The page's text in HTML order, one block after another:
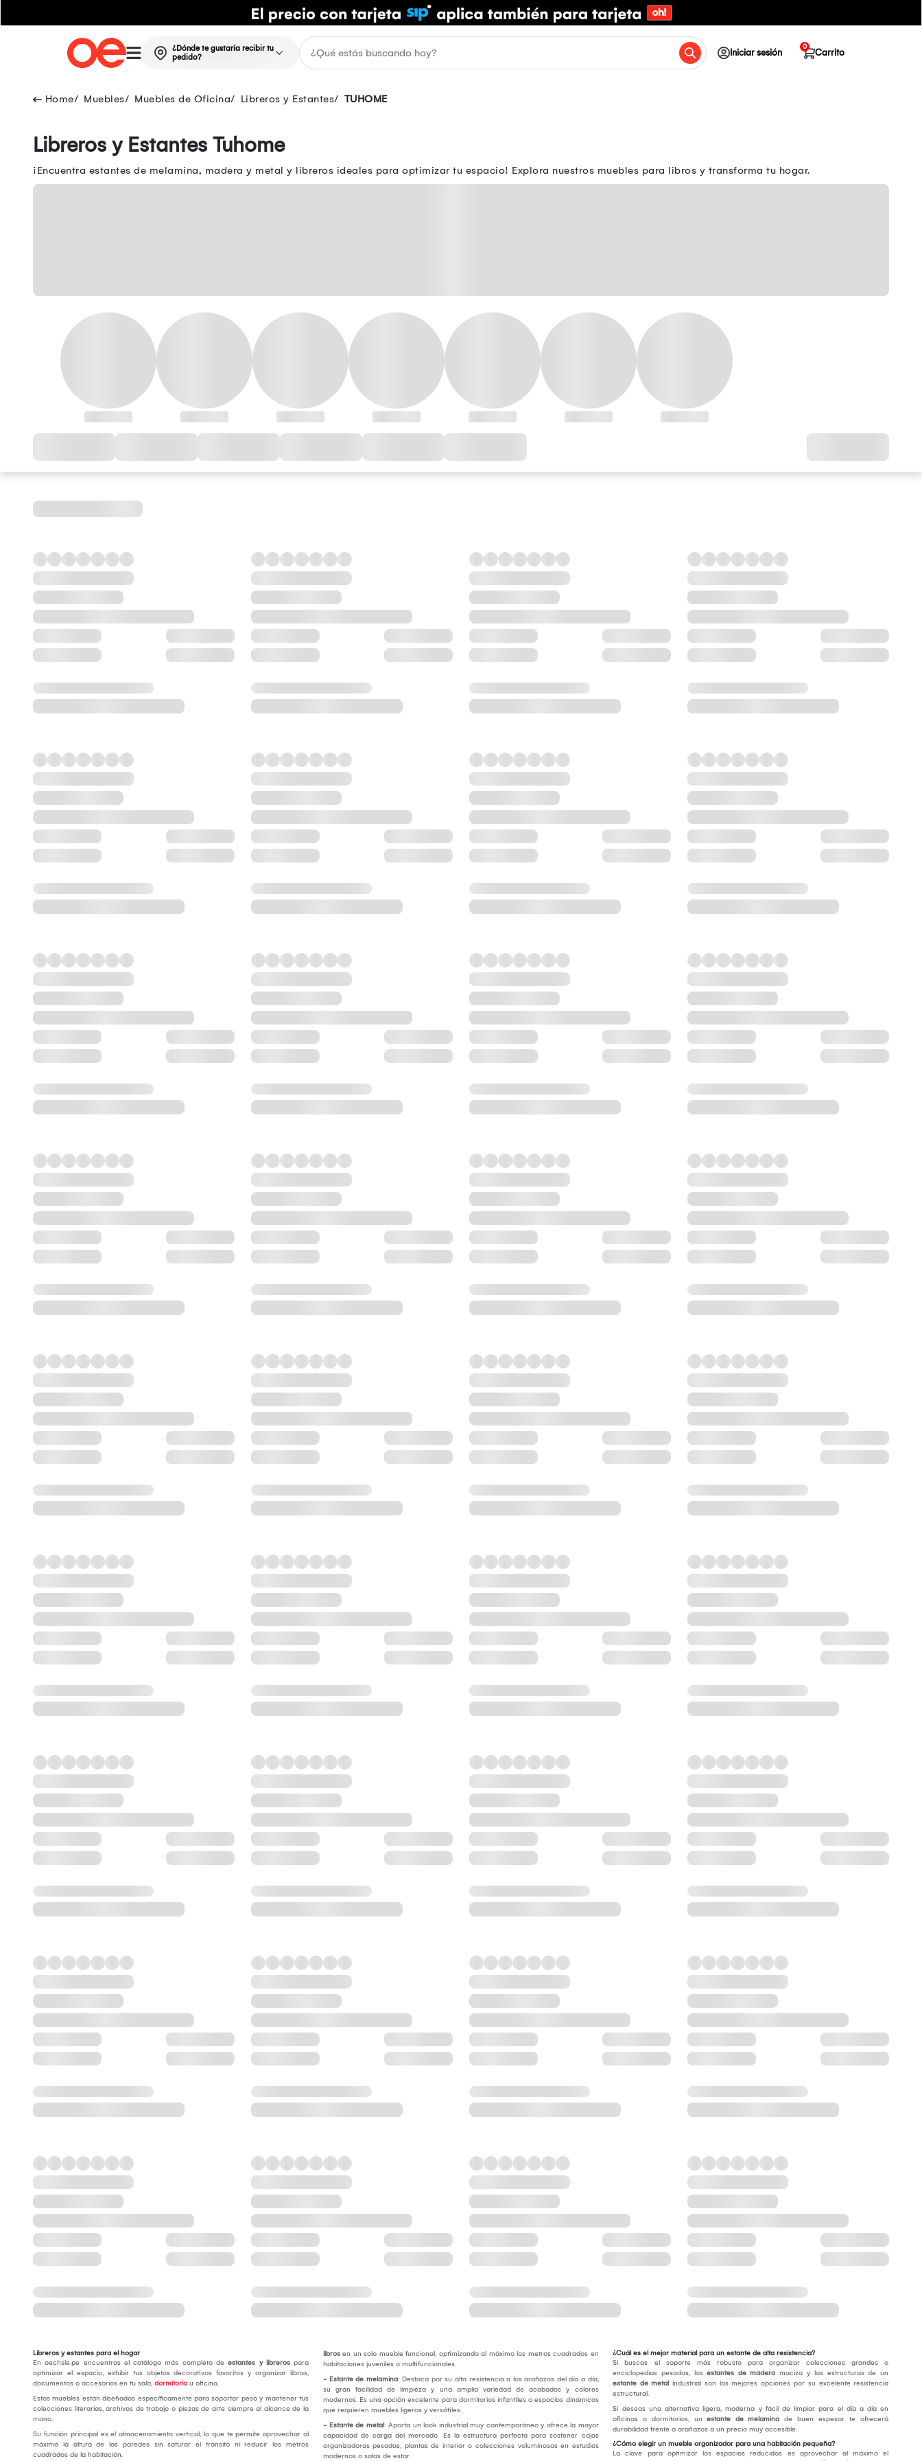
¿Dónde te gustaría recibir tu
pedido?
Iniciar sesión Carrito
0
Muebles Muebles de Oficina Libreros y Estantes TUHOME
Libreros y Estantes Tuhome
¡Encuentra estantes de melamina, madera y metal y libreros ideales para optimizar tu espacio! Explora nuestros muebles para libros y transforma tu hogar.
Libreros y estantes para el hogar
En oechsle.pe encuentras el catálogo más completo de estantes y libreros para
optimizar el espacio, exhibir tus objetos decorativos favoritos y organizar libros,
documentos o accesorios en tu sala, dormitorio u oficina.
Estos muebles están diseñados específicamente para soportar peso y mantener tus
colecciones literarias, archivos de trabajo o piezas de arte siempre al alcance de la
mano.
Su función principal es el almacenamiento vertical, lo que te permite aprovechar al
máximo la altura de las paredes sin saturar el tránsito ni reducir los metros
cuadrados de la habitación.
librosen un solo mueble funcional, optimizando al máximo los metros cuadrados en
habitaciones juveniles o multifuncionales.
- Estante de melamina: Destaca por su alta resistencia a los arañazos del día a día,
su gran facilidad de limpieza y una amplia variedad de acabados y colores
modernos. Es una opción excelente para dormitorios infantiles o espacios dinámicos
que requieren muebles ligeros y versátiles.
- Estante de metal : Aporta un look industrial muy contemporáneo y ofrece la mayor
capacidad de carga del mercado. Es la estructura perfecta para sostener cajas
organizadoras pesadas, plantas de interior o colecciones voluminosas en estudios
modernos o salas de estar.
¿Cuál es el mejor material para un estante de alta resistencia?
Si buscas el soporte más robusto para organizar colecciones grandes o
enciclopedias pesadas, losestantes de madera maciza y las estructuras de un
estante de metal industrial son las mejores opciones por su excelente resistencia
estructural.
Si deseas una alternativa ligera, moderna y fácil de limpiar para el día a día en
oficinas o dormitorios, unestante de melamina de buen espesor te ofrecerá
durabilidad frente a arañazos a un precio muy accesible.
¿Cómo elegir un mueble organizador para una habitación pequeña?
La clave para optimizar los espacios reducidos es aprovechar al máximo el